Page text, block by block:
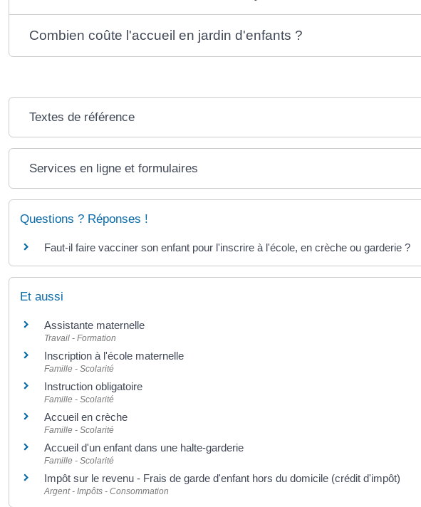
Combien coûte l'accueil en jardin d'enfants ?
Textes de référence
Services en ligne et formulaires
Questions ? Réponses !
Faut-il faire vacciner son enfant pour l'inscrire à l'école, en crèche ou garderie ?
Et aussi
Assistante maternelle
Travail - Formation
Inscription à l'école maternelle
Famille - Scolarité
Instruction obligatoire
Famille - Scolarité
Accueil en crèche
Famille - Scolarité
Accueil d'un enfant dans une halte-garderie
Famille - Scolarité
Impôt sur le revenu - Frais de garde d'enfant hors du domicile (crédit d'impôt)
Argent - Impôts - Consommation